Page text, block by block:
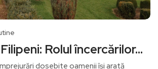
Rolul încercărilor…
dosebite oamenii îşi arată